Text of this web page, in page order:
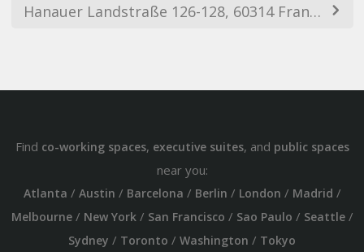
Hanauer Landstraße 126-128, 60314 Frankfurt am Main, Germany
Find co-working spaces, executive suites, and public spaces
near you:
Atlanta / Austin / Barcelona / Berlin / London / Madrid /
Melbourne/ New York/ San Francisco / Sao Paulo / Seattle/
Sydney / Toronto / Washington / Tokyo